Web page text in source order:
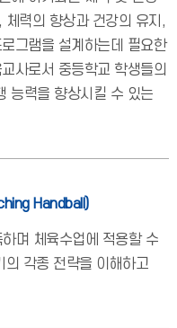
력의 향상과 건강의 유지,
그램을 설계하는데 필요한
사로서 중등학교 학생들의
능력을 향상시킬 수 있는
Handball)
며 체육수업에 적용할 수
의 각종 전략을 이해하고